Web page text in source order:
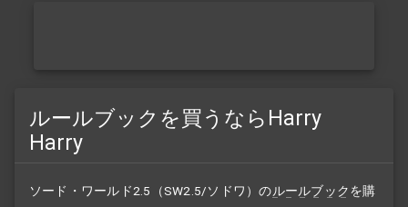
ルールブックを買うならHarry
Harry
ソード・ワールド2.5（SW2.5/ソドワ）のルールブックを購